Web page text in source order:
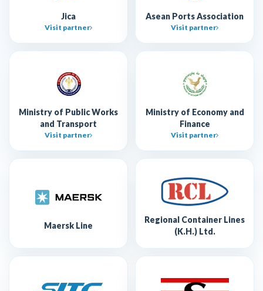
Jica
Visit partner
Asean Ports Association
Visit partner
Ministry of Public Works
and Transport
Visit partner
Ministry of Economy and
Finance
Visit partner
Maersk Line
Regional Container Lines
(K.H.) Ltd.